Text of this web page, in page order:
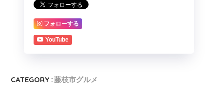
フォローする
YouTube
CATEGORY :藤枝市グルメ